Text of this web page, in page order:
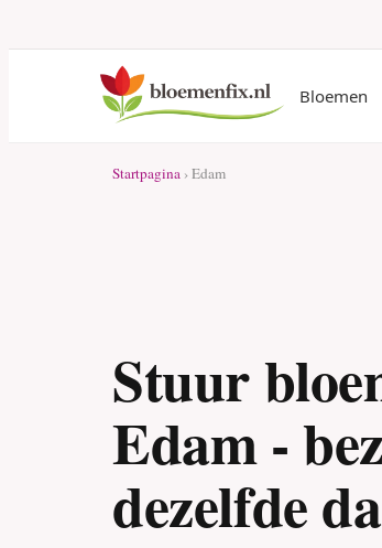
Bloemen
Startpagina › Edam
Stuur
Edam -
dezelfde